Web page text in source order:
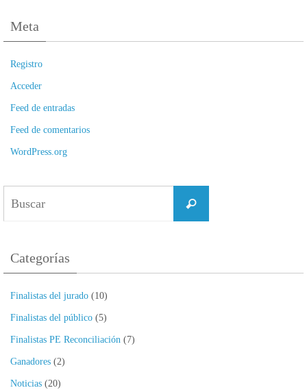
Meta
Registro
Acceder
Feed de entradas
Feed de comentarios
WordPress.org
Buscar
Categorías
Finalistas del jurado (10)
Finalistas del público (5)
Finalistas PE Reconciliación (7)
Ganadores (2)
Noticias (20)